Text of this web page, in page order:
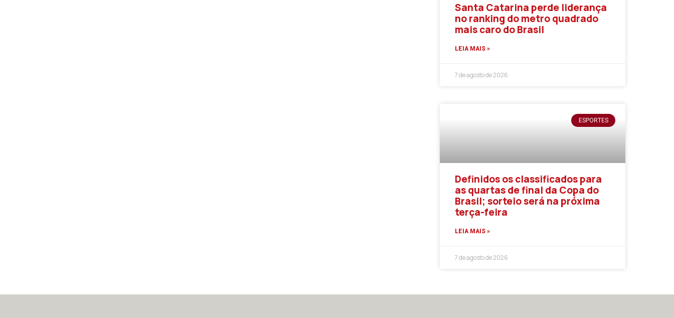
Santa Catarina perde liderança
no ranking do metro quadrado
mais caro do Brasil
LEIA MAIS »
7 de agosto de 2026
ESPORTES
Definidos os classificados para
as quartas de final da Copa do
Brasil; sorteio será na próxima
terça-feira
LEIA MAIS »
7 de agosto de 2026